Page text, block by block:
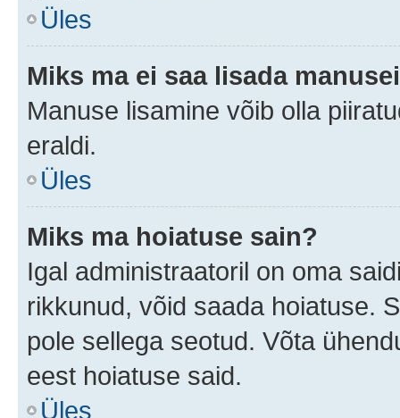
Üles
Miks ma ei saa lisada
Manuse lisamine võib olla
eraldi.
Üles
Miks ma hoiatuse sain?
Igal administraatoril on oma
rikkunud, võid saada hoiatuse.
pole sellega seotud. Võta
eest hoiatuse said.
Üles